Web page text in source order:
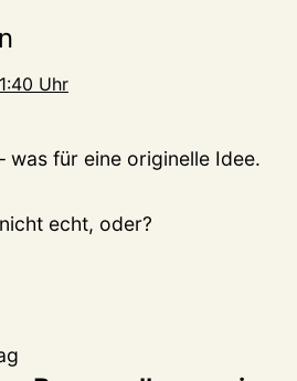
Uhr
was für eine originelle Idee.
echt, oder?